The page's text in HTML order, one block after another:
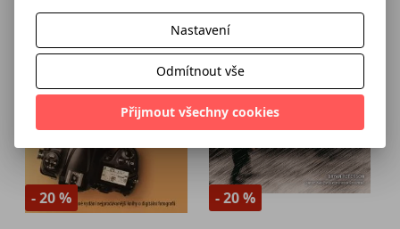
- 20 % - 20 %
Nastavení
Odmítnout vše
Přijmout všechny cookies